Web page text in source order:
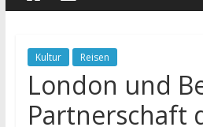
Kultur Reisen
London und
Partnerschaft